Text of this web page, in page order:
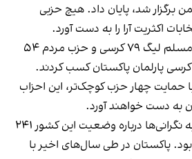
که در روز ۱۹ بهمن برگزار شد، پایان داد. هیچ حزبی
اکثریت آرا را به دست آورد.
در انتخابات اخیر، حزب مسلم لیگ ۷۹ کرسی و حزب مردم ۵۴
حمایت چهار حزب کوچک‌تر، این احزاب
به دست خواهند آورد.
تاخیر در تشکیل دولت به نگرانی‌ها درباره وضعیت این کشور ۲۴۱
پاکستان در طی سال‌های اخیر با